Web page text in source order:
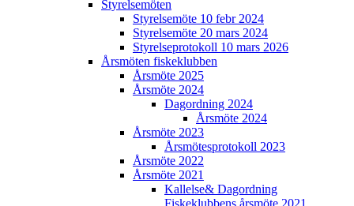
Styrelsemöten
Styrelsemöte 10 febr 2024
Styrelsemöte 20 mars 2024
Styrelseprotokoll 10 mars 2026
Årsmöten fiskeklubben
Årsmöte 2025
Årsmöte 2024
Dagordning 2024
Årsmöte 2024
Årsmöte 2023
Årsmötesprotokoll 2023
Årsmöte 2022
Årsmöte 2021
Kallelse& Dagordning
Fiskeklubbens årsmöte 2021